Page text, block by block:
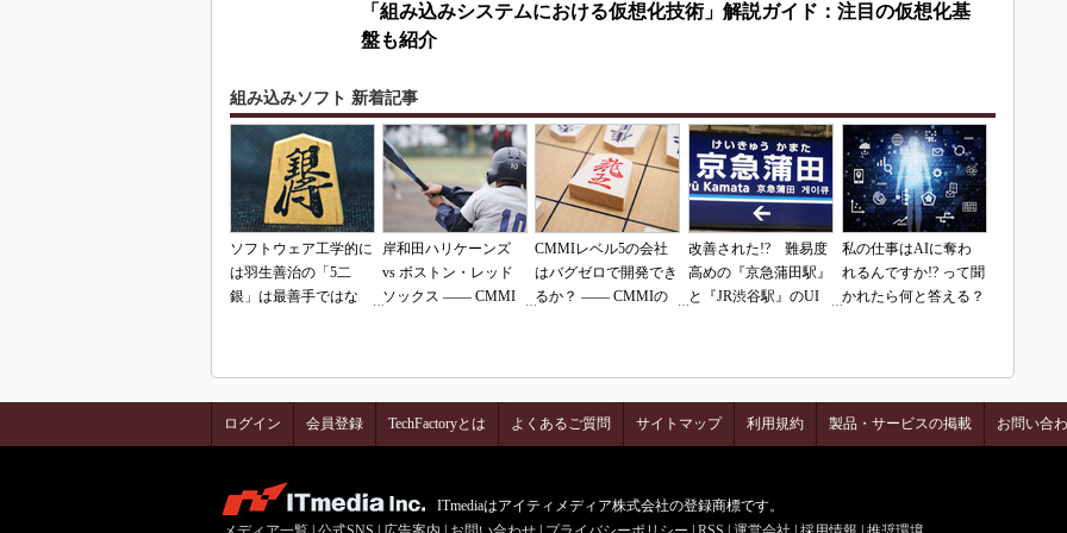
「組み込みシステムにおける仮想化技術」解説ガイド：注目の仮想化基
盤も紹介
組み込みソフト 新着記事
ソフトウェア工学的に
は羽生善治の「5二
銀」は最善手ではな
岸和田ハリケーンズ
vs ボストン・レッド
ソックス ―― CMMI
CMMIレベル5の会社
はバグゼロで開発でき
るか？ ―― CMMIの
改善された!? 難易度
高めの『京急蒲田駅』
と『JR渋谷駅』のUI
私の仕事はAIに奪わ
れるんですか!? って聞
かれたら何と答える？
ログイン 会員登録 TechFactoryとは よくあるご質問 サイトマップ 利用規約 製品・サービスの掲載 お問い合
ITmediaはアイティメディア株式会社の登録商標です。